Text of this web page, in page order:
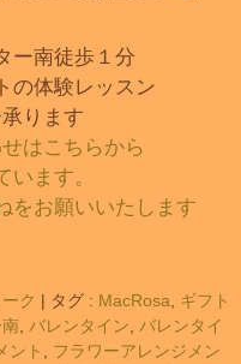
ー南徒歩１分
の体験レッスン
ります
はこちらから
います。
をお願いいたします
ク | タグ : MacRosa
ギフト
, バレンタイン
バレンタイ
ント
フラワーアレンジメン